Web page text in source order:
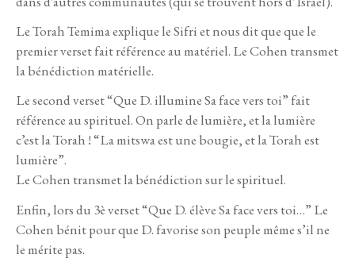
Le Torah Temima explique le Sifri et nous dit que que le
premier verset fait référence au matériel. Le Cohen transmet
la bénédiction matérielle.
Le second verset “Que D. illumine Sa face vers toi” fait
référence au spirituel. On parle de lumière, et la lumière
c’est la Torah ! “La mitswa est une bougie, et la Torah est
lumière”.
Le Cohen transmet la bénédiction sur le spirituel.
Enfin, lors du 3è verset “Que D. élève Sa face vers toi…” Le
Cohen bénit pour que D. favorise son peuple même s’il ne
le mérite pas.